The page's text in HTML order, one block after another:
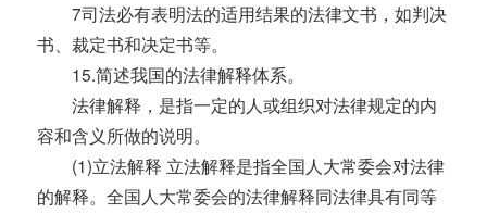
7司法必有表明法的适用结果的法律文书，如判决
书、裁定书和决定书等。
15.简述我国的法律解释体系。
法律解释，是指一定的人或组织对法律规定的内
容和含义所做的说明。
(1)立法解释 立法解释是指全国人大常委会对法律
的解释。全国人大常委会的法律解释同法律具有同等